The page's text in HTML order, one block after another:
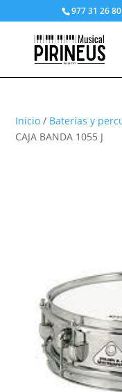
977 31 26 80
Inicio / Baterías y
CAJA BANDA 1055 J